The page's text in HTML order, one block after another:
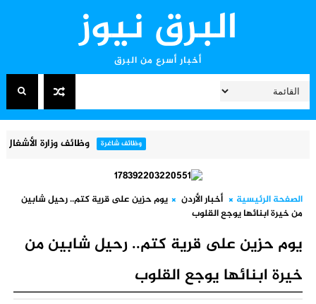
البرق نيوز
أخبار أسرع من البرق
وظائف شاغرة وظائف وزارة الأشغال العامة والإسكان 2026 – فتح باب
الصفحة الرئيسية أخبار الأردن
يوم حزين على قرية كتم.. رحيل شابين
من خيرة ابنائها يوجع القلوب
يوم حزين على قرية كتم.. رحيل شابين من
خيرة ابنائها يوجع القلوب